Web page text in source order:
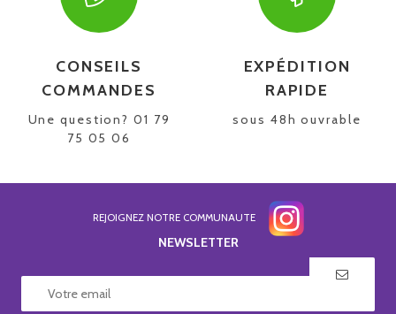
CONSEILS
COMMANDES
Une question? 01 79
75 05 06
EXPÉDITION
RAPIDE
sous 48h ouvrable
REJOIGNEZ NOTRE COMMUNAUTE
NEWSLETTER